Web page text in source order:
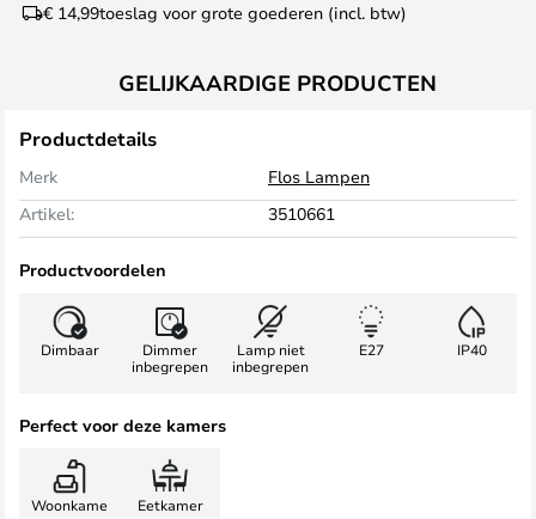
€ 14,99toeslag voor grote goederen (incl. btw)
GELIJKAARDIGE PRODUCTEN
Productdetails
Merk
Flos Lampen
Artikel:
3510661
Productvoordelen
Dimbaar
Dimmer
inbegrepen
Lamp niet
inbegrepen
E27
IP40
Perfect voor deze kamers
Woonkame
Eetkamer